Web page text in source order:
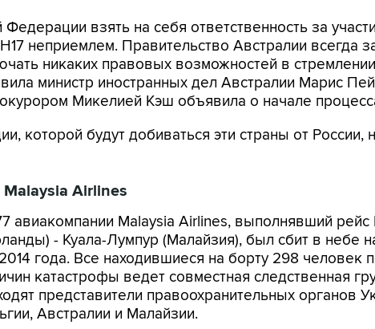
взять на себя ответственность за
неприемлем. Правительство Австралии всегда
никаких правовых возможностей в
министр иностранных дел Австралии Марис
Микелией Кэш объявила о начале
которой будут добиваться эти страны от России,
Airlines
авиакомпании Malaysia Airlines, выполнявший
- Куала-Лумпур (Малайзия), был сбит в небе
года. Все находившиеся на борту 298 человек
катастрофы ведет совместная следственная
представители правоохранительных органов
Австралии и Малайзии.